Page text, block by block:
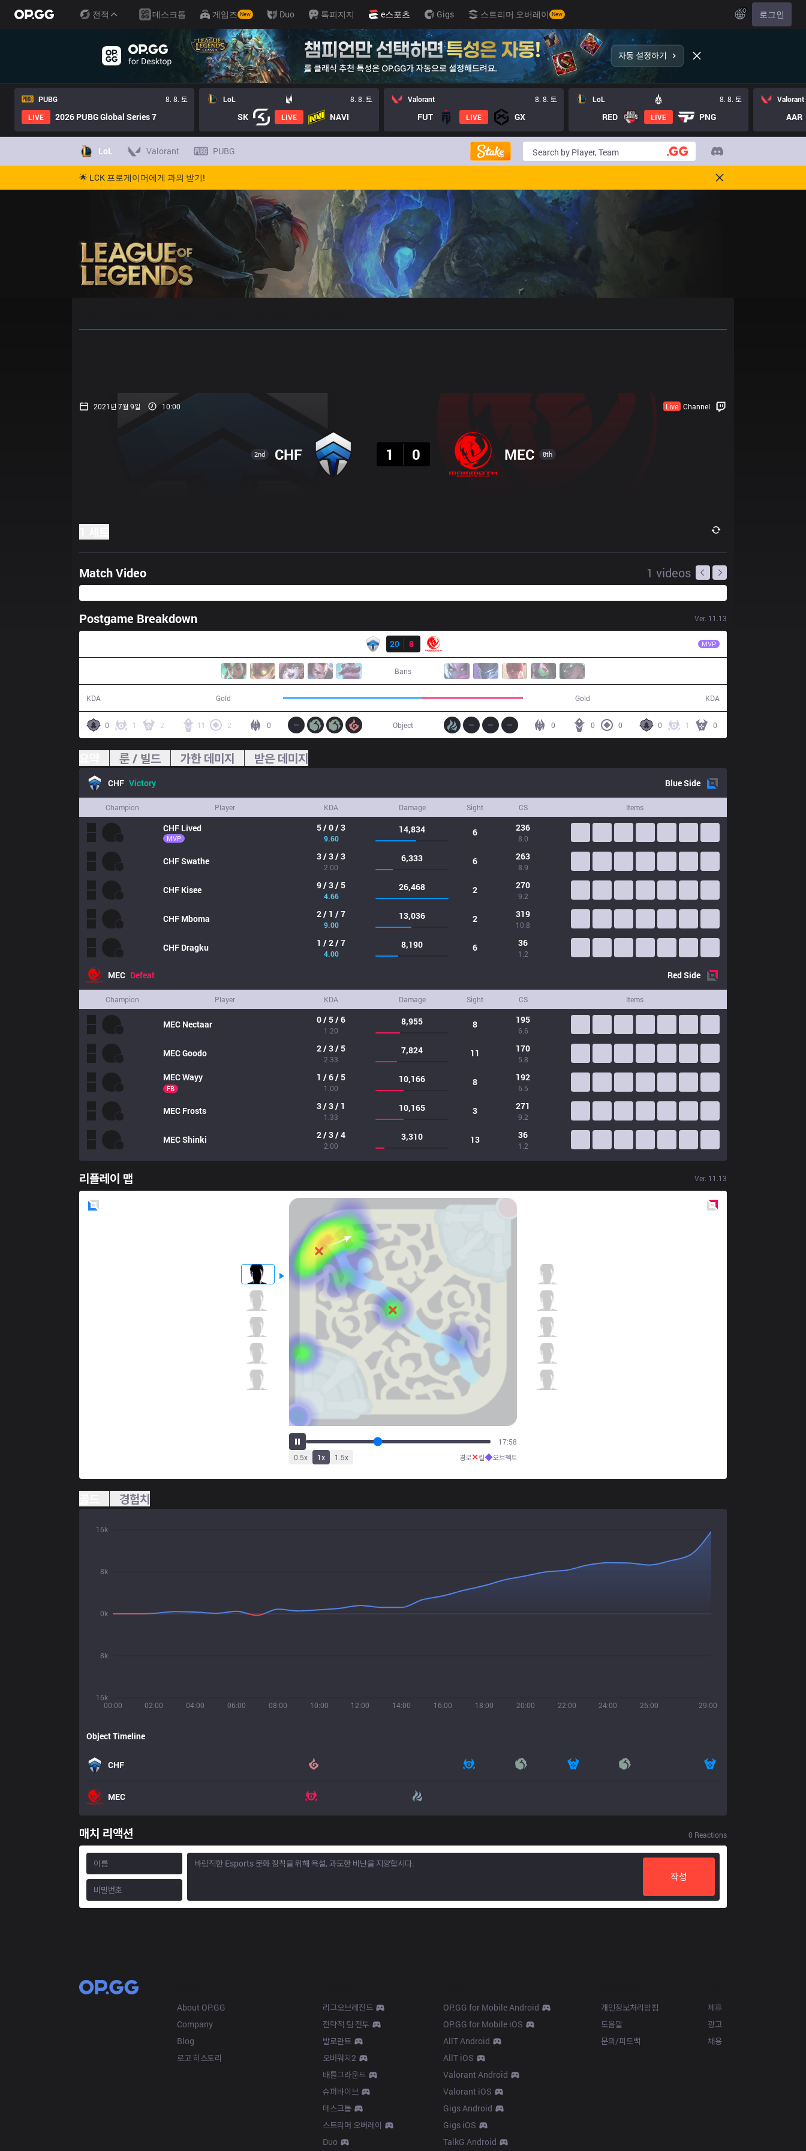
전적 데스크톱 게임즈 New Duo 톡피지지 e스포츠 Gigs 스트리머 오버레이 New KO 로그인
PUBG
8. 8. 토
LIVE
2026 PUBG Global Series 7
LoL 8. 8. 토
SK LIVE NAVI
Valorant 8. 8. 토
FUT LIVE GX
LoL 8. 8. 토
RED LIVE PNG
Valorant
AAR
LoL Valorant PUBG
🌟 LCK 프로게이머에게 과외 받기!
2021년 7월 9일 10:00 Live Channel
2nd CHF
1
0 MEC 8th
Match Video 1 videos
Postgame Breakdown Ver. 11.13
20
8 MVP
Bans
KDA Gold Gold KDA
0 1 2 11 2 0 0 1 0
0 0
0
Object
룬 / 빌드 가한 데미지 받은 데미지
CHF Victory BlueSide
Champion Player KDA Damage Sight CS Items
CHF Lived
MVP
5 / 0 / 3
9.60
14,834 6 236
8.0
CHFSwathe 3 / 3 / 3
2.00
6,333 6 263
8.9
CHF Kisee 9 / 3 / 5
4.66
26,468 2 270
9.2
CHF Mboma 2 / 1 / 7
9.00
13,036 2 319
10.8
CHF Dragku 1 / 2 / 7
4.00
8,190 6 36
1.2
MEC Defeat RedSide
Champion Player KDA Damage Sight CS Items
MEC Nectaar 0 / 5 / 6
1.20
8,955 8 195
6.6
MECGoodo 2 / 3 / 5
2.33
7,824 11 170
5.8
MECWayy
FB
1 / 6 / 5
1.00
10,166 8 192
6.5
MEC Frosts 3 / 3 / 1
1.33
10,165 3 271
9.2
MECShinki 2 / 3 / 4
2.00
3,310 13 36
1.2
리플레이 맵 Ver. 11.13
22:37
0.5x 1x 1.5x 경로✕킬◆오브젝트
경험치
00:00 02:00 04:00 06:00 08:00 10:00 12:00 14:00 16:00 18:00 20:00 22:00 24:00 26:00 29:00
16k
8k
0k
8k
16k
Object Timeline
CHF
MEC
매치 리액션 0 Reactions
작성
About OP.GG
Company
Blog
로고 히스토리
리그오브레전드
전략적 팀 전투
발로란트
오버워치2
배틀그라운드
슈퍼바이브
데스크톱
스트리머 오버레이
Duo
OP.GG for Mobile Android
OP.GG for Mobile iOS
AllT Android
AllT iOS
Valorant Android
Valorant iOS
Gigs Android
Gigs iOS
TalkG Android
개인정보처리방침
도움말
문의/피드백
제휴
광고
채용